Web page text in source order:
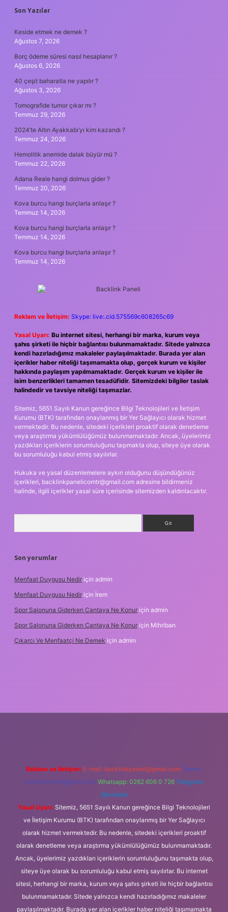
SIDEBAR
Son Yazılar
Keside etmek ne demek ?
Ağustos 7, 2026
Borç ödeme süresi nasıl hesaplanır ?
Ağustos 6, 2026
40 çeşit baharatla ne yapılır ?
Ağustos 3, 2026
Tomografide tumor çıkar mı ?
Temmuz 29, 2026
2024’te Altın Ayakkabı’yı kim kazandı ?
Temmuz 24, 2026
Hemolitik anemide dalak büyür mü ?
Temmuz 22, 2026
Adana Reale hangi dolmus gider ?
Temmuz 20, 2026
Kova burcu hangi burçlarla anlaşır ?
Temmuz 14, 2026
Kova burcu hangi burçlarla anlaşır ?
Temmuz 14, 2026
Kova burcu hangi burçlarla anlaşır ?
Temmuz 14, 2026
Reklam ve İletişim: Skype: live:.cid.575569c608265c69
Yasal Uyarı: Bu internet sitesi, herhangi bir marka, kurum veya
şahıs şirketi ile hiçbir bağlantısı bulunmamaktadır. Sitede yalnızca
kendi hazırladığımız makaleler paylaşılmaktadır. Burada yer alan
içerikler haber niteliği taşımamakta olup, gerçek kurum ve kişiler
hakkında paylaşım yapılmamaktadır. Gerçek kurum ve kişiler ile
isim benzerlikleri tamamen tesadüfidir. Sitemizdeki bilgiler taslak
halindedir ve tavsiye niteliği taşımazlar.
Sitemiz, 5651 Sayılı Kanun gereğince Bilgi Teknolojileri ve İletişim
Kurumu (BTK) tarafından onaylanmış bir Yer Sağlayıcı olarak hizmet
vermektedir. Bu nedenle, sitedeki içerikleri proaktif olarak denetleme
veya araştırma yükümlülüğümüz bulunmamaktadır. Ancak, üyelerimiz
yazdıkları içeriklerin sorumluluğunu taşımakta olup, siteye üye olarak
bu sorumluluğu kabul etmiş sayılırlar.
Hukuka ve yasal düzenlemelere aykırı olduğunu düşündüğünüz
içerikleri, backlinkpanelicomtr@gmail.com adresine bildirmeniz
halinde, ilgili içerikler yasal süre içerisinde sitemizden kaldırılacaktır.
Son yorumlar
Menfaat Duygusu Nedir için admin
Menfaat Duygusu Nedir için İrem
Spor Salonuna Giderken Cantaya Ne Konur için admin
Spor Salonuna Giderken Cantaya Ne Konur için Mihriban
Çıkarcı Ve Menfaatçi Ne Demek için admin
Reklam ve İletişim: E-mail: backlinkpaneli@gmail.com Teams:
forumhizmeti@gmail.com Whatsapp: 0262 606 0 726 Telegram:
@karabul
Yasal Uyarı: Sitemiz, 5651 Sayılı Kanun gereğince Bilgi Teknolojileri
ve İletişim Kurumu (BTK) tarafından onaylanmış bir Yer Sağlayıcı
olarak hizmet vermektedir. Bu nedenle, sitedeki içerikleri proaktif
olarak denetleme veya araştırma yükümlülüğümüz bulunmamaktadır.
Ancak, üyelerimiz yazdıkları içeriklerin sorumluluğunu taşımakta olup,
siteye üye olarak bu sorumluluğu kabul etmiş sayılırlar. Bu internet
sitesi, herhangi bir marka, kurum veya şahıs şirketi ile hiçbir bağlantısı
bulunmamaktadır. Sitede yalnızca kendi hazırladığımız makaleler
paylaşılmaktadır. Burada yer alan içerikler haber niteliği taşımamakta